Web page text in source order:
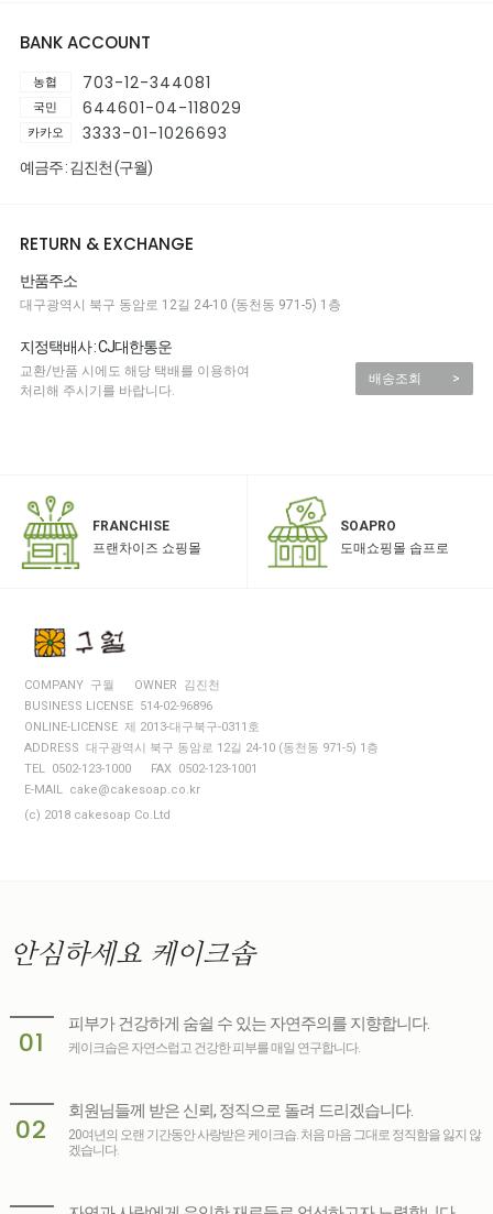
BANK ACCOUNT
농협 703-12-344081
국민 644601-04-118029
카카오 3333-01-1026693
예금주 : 김진천 (구월)
RETURN & EXCHANGE
반품주소
대구광역시 북구 동암로 12길 24-10 (동천동 971-5) 1층
지정택배사 : CJ대한통운
교환/반품 시에도 해당 택배를 이용하여
처리해 주시기를 바랍니다.
배송조회 >
FRANCHISE
프랜차이즈 쇼핑몰
SOAPRO
도매쇼핑몰 솝프로
COMPANY 구월
OWNER 김진천
BUSINESS LICENSE 514-02-96896
ONLINE-LICENSE 제 2013-대구북구-0311호
ADDRESS 대구광역시 북구 동암로 12길 24-10 (동천동 971-5) 1층
TEL 0502-123-1000
FAX 0502-123-1001
E-MAIL cake@cakesoap.co.kr
(c) 2018 cakesoap Co.Ltd
안심하세요 케이크솝
01
피부가 건강하게 숨쉴 수 있는 자연주의를 지향합니다.
케이크솝은 자연스럽고 건강한 피부를 매일 연구합니다.
02
회원님들께 받은 신뢰, 정직으로 돌려 드리겠습니다.
20여년의 오랜 기간동안 사랑받은 케이크솝. 처음 마음 그대로 정직함을 잃지 않
겠습니다.